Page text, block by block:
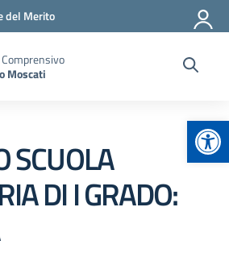
del Merito
Moscati
SCUOLA
DI I GRADO: